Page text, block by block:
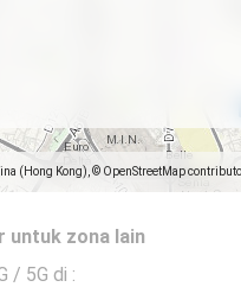
(Hong Kong), © OpenStreetMap
untuk zona lain
/ 5G di :